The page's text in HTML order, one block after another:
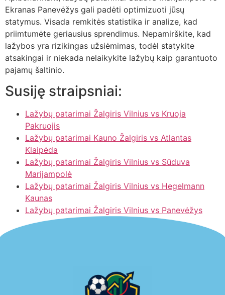
Ekranas Panevėžys gali padėti optimizuoti jūsų
statymus. Visada remkitės statistika ir analize, kad
priimtumėte geriausius sprendimus. Nepamirškite, kad
lažybos yra rizikingas užsiėmimas, todėl statykite
atsakingai ir niekada nelaikykite lažybų kaip garantuoto
pajamų šaltinio.
Susiję straipsniai:
Lažybų patarimai Žalgiris Vilnius vs Kruoja
Pakruojis
Lažybų patarimai Kauno Žalgiris vs Atlantas
Klaipėda
Lažybų patarimai Žalgiris Vilnius vs Sūduva
Marijampolė
Lažybų patarimai Žalgiris Vilnius vs Hegelmann
Kaunas
Lažybų patarimai Žalgiris Vilnius vs Panevėžys